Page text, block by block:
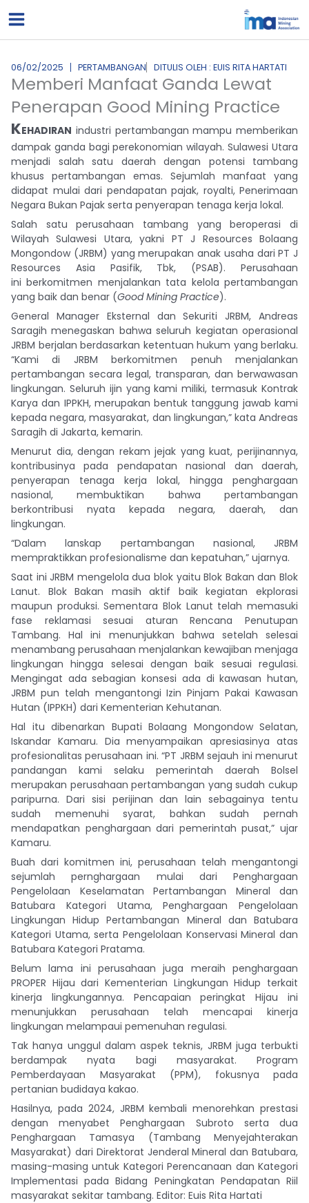
ke
06/02/2025 PERTAMBANGAN DITULIS OLEH : EUIS RITA HARTATI
Memberi Manfaat Ganda Lewat
Penerapan Good Mining Practice
KEHADIRAN industri pertambangan mampu memberikan
dampak ganda bagi perekonomian wilayah. Sulawesi Utara
menjadi salah satu daerah dengan potensi tambang
khusus pertambangan emas. Sejumlah manfaat yang
didapat mulai dari pendapatan pajak, royalti, Penerimaan
Negara Bukan Pajak serta penyerapan tenaga kerja lokal.
Salah satu perusahaan tambang yang beroperasi di
Wilayah Sulawesi Utara, yakni PT J Resources Bolaang
Mongondow (JRBM) yang merupakan anak usaha dari PT J
Resources Asia Pasifik, Tbk, (PSAB). Perusahaan
ini berkomitmen menjalankan tata kelola pertambangan
yang baik dan benar (Good Mining Practice).
General Manager Eksternal dan Sekuriti JRBM, Andreas
Saragih menegaskan bahwa seluruh kegiatan operasional
JRBM berjalan berdasarkan ketentuan hukum yang berlaku.
“Kami di JRBM berkomitmen penuh menjalankan
pertambangan secara legal, transparan, dan berwawasan
lingkungan. Seluruh ijin yang kami miliki, termasuk Kontrak
Karya dan IPPKH, merupakan bentuk tanggung jawab kami
kepada negara, masyarakat, dan lingkungan,” kata Andreas
Saragih di Jakarta, kemarin.
Menurut dia, dengan rekam jejak yang kuat, perijinannya,
kontribusinya pada pendapatan nasional dan daerah,
penyerapan tenaga kerja lokal, hingga penghargaan
nasional, membuktikan bahwa pertambangan
berkontribusi nyata kepada negara, daerah, dan
lingkungan.
“Dalam lanskap pertambangan nasional, JRBM
mempraktikkan profesionalisme dan kepatuhan,” ujarnya.
Saat ini JRBM mengelola dua blok yaitu Blok Bakan dan Blok
Lanut. Blok Bakan masih aktif baik kegiatan ekplorasi
maupun produksi. Sementara Blok Lanut telah memasuki
fase reklamasi sesuai aturan Rencana Penutupan
Tambang. Hal ini menunjukkan bahwa setelah selesai
menambang perusahaan menjalankan kewajiban menjaga
lingkungan hingga selesai dengan baik sesuai regulasi.
Mengingat ada sebagian konsesi ada di kawasan hutan,
JRBM pun telah mengantongi Izin Pinjam Pakai Kawasan
Hutan (IPPKH) dari Kementerian Kehutanan.
Hal itu dibenarkan Bupati Bolaang Mongondow Selatan,
Iskandar Kamaru. Dia menyampaikan apresiasinya atas
profesionalitas perusahaan ini. “PT JRBM sejauh ini menurut
pandangan kami selaku pemerintah daerah Bolsel
merupakan perusahaan pertambangan yang sudah cukup
paripurna. Dari sisi perijinan dan lain sebagainya tentu
sudah memenuhi syarat, bahkan sudah pernah
mendapatkan penghargaan dari pemerintah pusat,” ujar
Kamaru.
Buah dari komitmen ini, perusahaan telah mengantongi
sejumlah pernghargaan mulai dari Penghargaan
Pengelolaan Keselamatan Pertambangan Mineral dan
Batubara Kategori Utama, Penghargaan Pengelolaan
Lingkungan Hidup Pertambangan Mineral dan Batubara
Kategori Utama, serta Pengelolaan Konservasi Mineral dan
Batubara Kategori Pratama.
Belum lama ini perusahaan juga meraih penghargaan
PROPER Hijau dari Kementerian Lingkungan Hidup terkait
kinerja lingkungannya. Pencapaian peringkat Hijau ini
menunjukkan perusahaan telah mencapai kinerja
lingkungan melampaui pemenuhan regulasi.
Tak hanya unggul dalam aspek teknis, JRBM juga terbukti
berdampak nyata bagi masyarakat. Program
Pemberdayaan Masyarakat (PPM), fokusnya pada
pertanian budidaya kakao.
Hasilnya, pada 2024, JRBM kembali menorehkan prestasi
dengan menyabet Penghargaan Subroto serta dua
Penghargaan Tamasya (Tambang Menyejahterakan
Masyarakat) dari Direktorat Jenderal Mineral dan Batubara,
masing-masing untuk Kategori Perencanaan dan Kategori
Implementasi pada Bidang Peningkatan Pendapatan Riil
masyarakat sekitar tambang. Editor: Euis Rita Hartati